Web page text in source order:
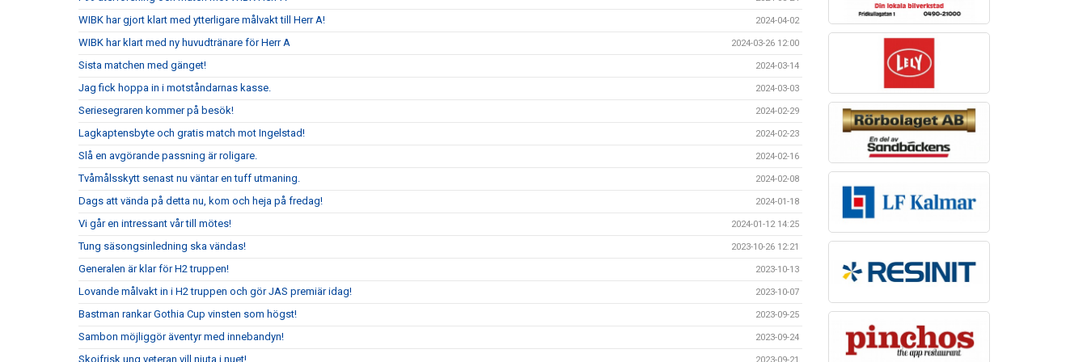
WIBK har gjort klart med ytterligare målvakt till Herr A! 2024-04-02
WIBK har klart med ny huvudtränare för Herr A 2024-03-26 12:00
Sista matchen med gänget! 2024-03-14
Jag fick hoppa in i motståndarnas kasse. 2024-03-03
Seriesegraren kommer på besök! 2024-02-29
Lagkaptensbyte och gratis match mot Ingelstad! 2024-02-23
Slå en avgörande passning är roligare. 2024-02-16
Tvåmålsskytt senast nu väntar en tuff utmaning. 2024-02-08
Dags att vända på detta nu, kom och heja på fredag! 2024-01-18
Vi går en intressant vår till mötes! 2024-01-12 14:25
Tung säsongsinledning ska vändas! 2023-10-26 12:21
Generalen är klar för H2 truppen! 2023-10-13
Lovande målvakt in i H2 truppen och gör JAS premiär idag! 2023-10-07
Bastman rankar Gothia Cup vinsten som högst! 2023-09-25
Sambon möjliggör äventyr med innebandyn! 2023-09-24
Skojfrisk ung veteran vill njuta i nuet!